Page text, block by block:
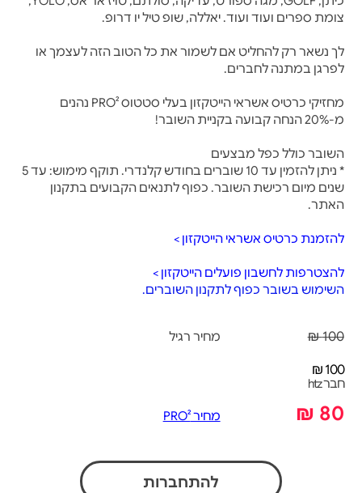
צומת ספרים ועוד ועוד. יאללה, שופ טיל יו דרופ.
לך נשאר רק להחליט אם לשמור את כל הטוב הזה לעצמך או
לפרגן במתנה לחברים.
מחזיקי כרטיס אשראי הייטקזון בעלי סטטוס PRO² נהנים
מ-20% הנחה קבועה בקניית השובר!
השובר כולל כפל מבצעים
* ניתן להזמין עד 10 שוברים בחודש קלנדרי. תוקף מימוש: עד 5
שנים מיום רכישת השובר. כפוף לתנאים הקבועים בתקנון
האתר.
להזמנת כרטיס אשראי הייטקזון >
להצטרפות לחשבון פועלים הייטקזון >
השימוש בשובר כפוף לתקנון השוברים.
100 ₪ מחיר רגיל
100 ₪
חבר htz
80 ₪ מחיר PRO²
להתחברות